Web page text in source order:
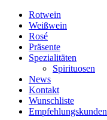
Zum
Inhalt
springen
Rotwein
Weißwein
Rosé
Präsente
Spezialitäten
Spirituosen
News
Kontakt
Wunschliste
Empfehlungskunden